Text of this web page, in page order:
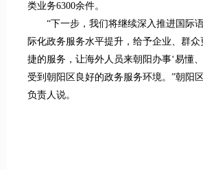
类业务6300余件。
“下一步，我们将继续深入推进国际
际化政务服务水平提升，给予企业、群
捷的服务，让海外人员来朝阳办事‘易懂
受到朝阳区良好的政务服务环境。”朝阳
负责人说。